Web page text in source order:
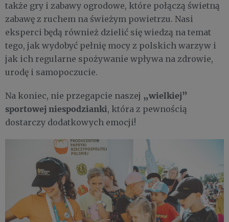
także gry i zabawy ogrodowe, które połączą świetną
zabawę z ruchem na świeżym powietrzu. Nasi
eksperci będą również dzielić się wiedzą na temat
tego, jak wydobyć pełnię mocy z polskich warzyw i
jak ich regularne spożywanie wpływa na zdrowie,
urodę i samopoczucie.
Na koniec, nie przegapcie naszej „wielkiej”
sportowej niespodzianki, która z pewnością
dostarczy dodatkowych emocji!